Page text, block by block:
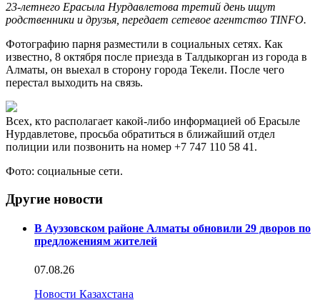
23-летнего Ерасыла Нурдавлетова третий день ищут
родственники и друзья, передает сетевое агентство TINFO.
Фотографию парня разместили в социальных сетях. Как
известно, 8 октября после приезда в Талдыкорган из города в
Алматы, он выехал в сторону города Текели. После чего
перестал выходить на связь.
Всех, кто располагает какой-либо информацией об Ерасыле
Нурдавлетове, просьба обратиться в ближайший отдел
полиции или позвонить на номер +7 747 110 58 41.
Фото: социальные сети.
Другие новости
В Ауэзовском районе Алматы обновили 29 дворов по
предложениям жителей
07.08.26
Новости Казахстана